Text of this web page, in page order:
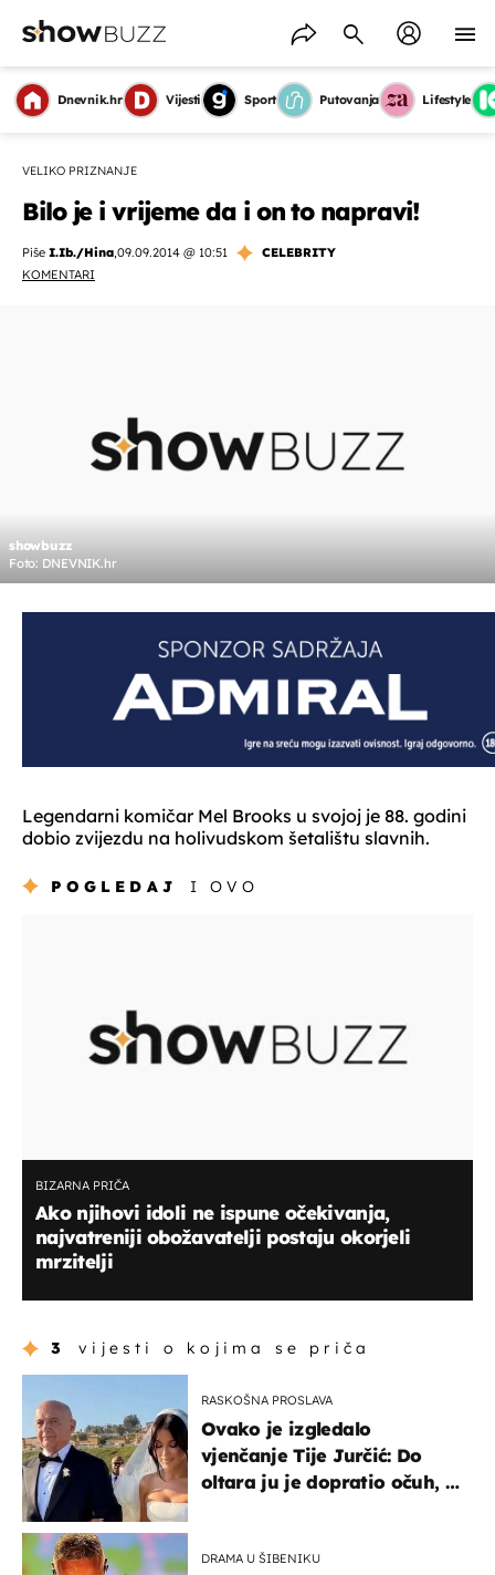
Dnevnik.hr Vijesti Sport Putovanja Lifestyle
VELIKO PRIZNANJE
Bilo je i vrijeme da i on to napravi!
Piše I.Ib./Hina,09.09.2014 @ 10:51
CELEBRITY
KOMENTARI
showbuzz
Foto: DNEVNIK.hr
Legendarni komičar Mel Brooks u svojoj je 88. godini
dobio zvijezdu na holivudskom šetalištu slavnih.
POGLEDAJ I OVO
BIZARNA PRIČA
Ako njihovi idoli ne ispune očekivanja,
najvatreniji obožavatelji postaju okorjeli
mrzitelji
3 vijesti o kojima se priča
RASKOŠNA PROSLAVA
Ovako je izgledalo
vjenčanje Tije Jurčić: Do
oltara ju je dopratio očuh, a
DRAMA U ŠIBENIKU
OMOGUĆI OBAVIJESTI